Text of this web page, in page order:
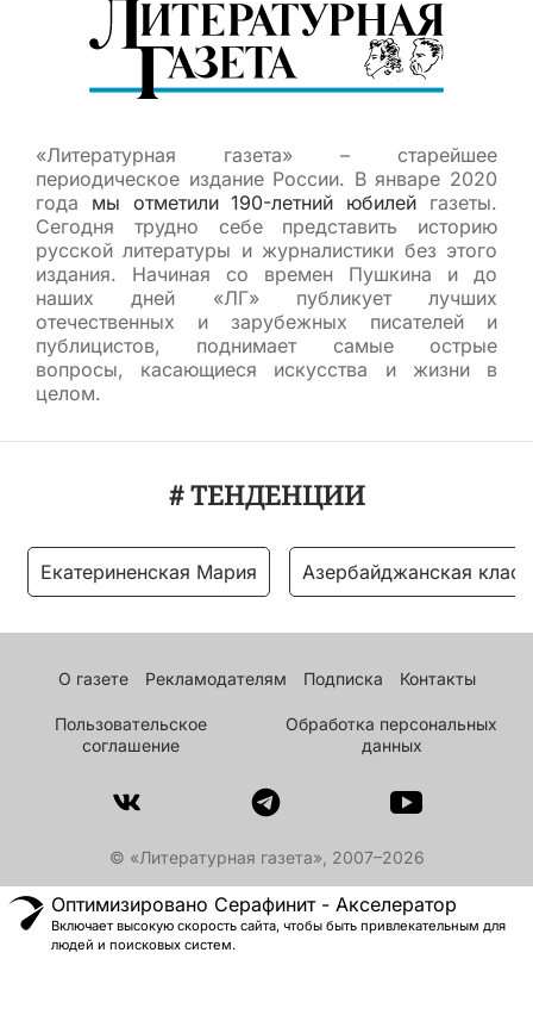
«Литературная газета» – старейшее
периодическое издание России. В январе 2020
года мы отметили 190-летний юбилей газеты.
Сегодня трудно себе представить историю
русской литературы и журналистики без этого
издания. Начиная со времен Пушкина и до
наших дней «ЛГ» публикует лучших
отечественных и зарубежных писателей и
публицистов, поднимает самые острые
вопросы, касающиеся искусства и жизни в
целом.
# ТЕНДЕНЦИИ
Екатериненская Мария Азербайджанская
О газете Рекламодателям Подписка Контакты
Пользовательское
соглашение
Обработка персональных
данных
© «Литературная газета», 2007–2026
Оптимизировано Серафинит - Акселератор
Включает высокую скорость сайта, чтобы быть привлекательным для
людей и поисковых систем.